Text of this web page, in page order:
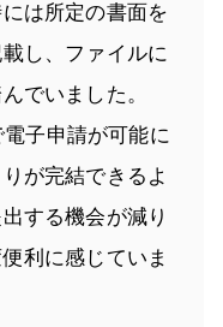
は所定の書面を
し、ファイルに
でいました。
子申請が可能に
が完結できるよ
する機会が減り
利に感じていま